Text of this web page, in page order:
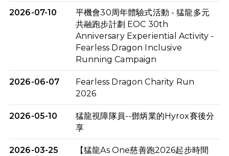
2026-07-10
平機會30周年體驗式活動 - 猛龍多元
共融跑步計劃 EOC 30th
Anniversary Experiential Activity -
Fearless Dragon Inclusive
Running Campaign
2026-06-07
Fearless Dragon Charity Run
2026
2026-05-10
猛龍視障隊員--鄧炳業的Hyrox賽後分
享
2026-03-25
【猛龍As One慈善跑2026起步時間